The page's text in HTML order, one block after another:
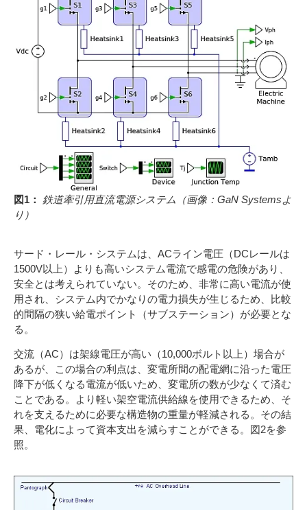
図1： 鉄道牽引用直流電源システム（画像：GaN Systemsよ
り）
サード・レール・システムは、ACライン電圧（DCレールは
1500V以上）よりも高いシステム電流で感電の危険があり、
安全とは考えられていない。そのため、非常に高い電流が使
用され、システム内でかなりの電力損失が生じるため、比較
的間隔の狭い給電ポイント（サブステーション）が必要とな
る。
交流（AC）は架線電圧が高い（10,000ボルト以上）場合が
あるが、この場合の利点は、変電所間の配電網に沿った電圧
降下が低くなる電流が低いため、変電所の数が少なくて済む
ことである。より軽い架空電流供給線を使用できるため、そ
れを支えるために必要な構造物の重量が軽減される。その結
果、電化によって資本支出を減らすことができる。図2を参
照。